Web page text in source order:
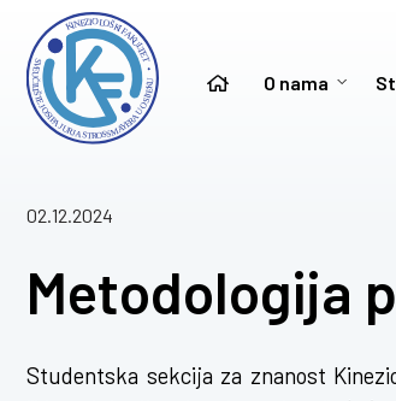
O nama
02.12.2024
Metodologija
Studentska sekcija za znanost